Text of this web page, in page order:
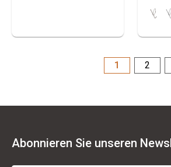
1 2
Abonnieren Sie unseren